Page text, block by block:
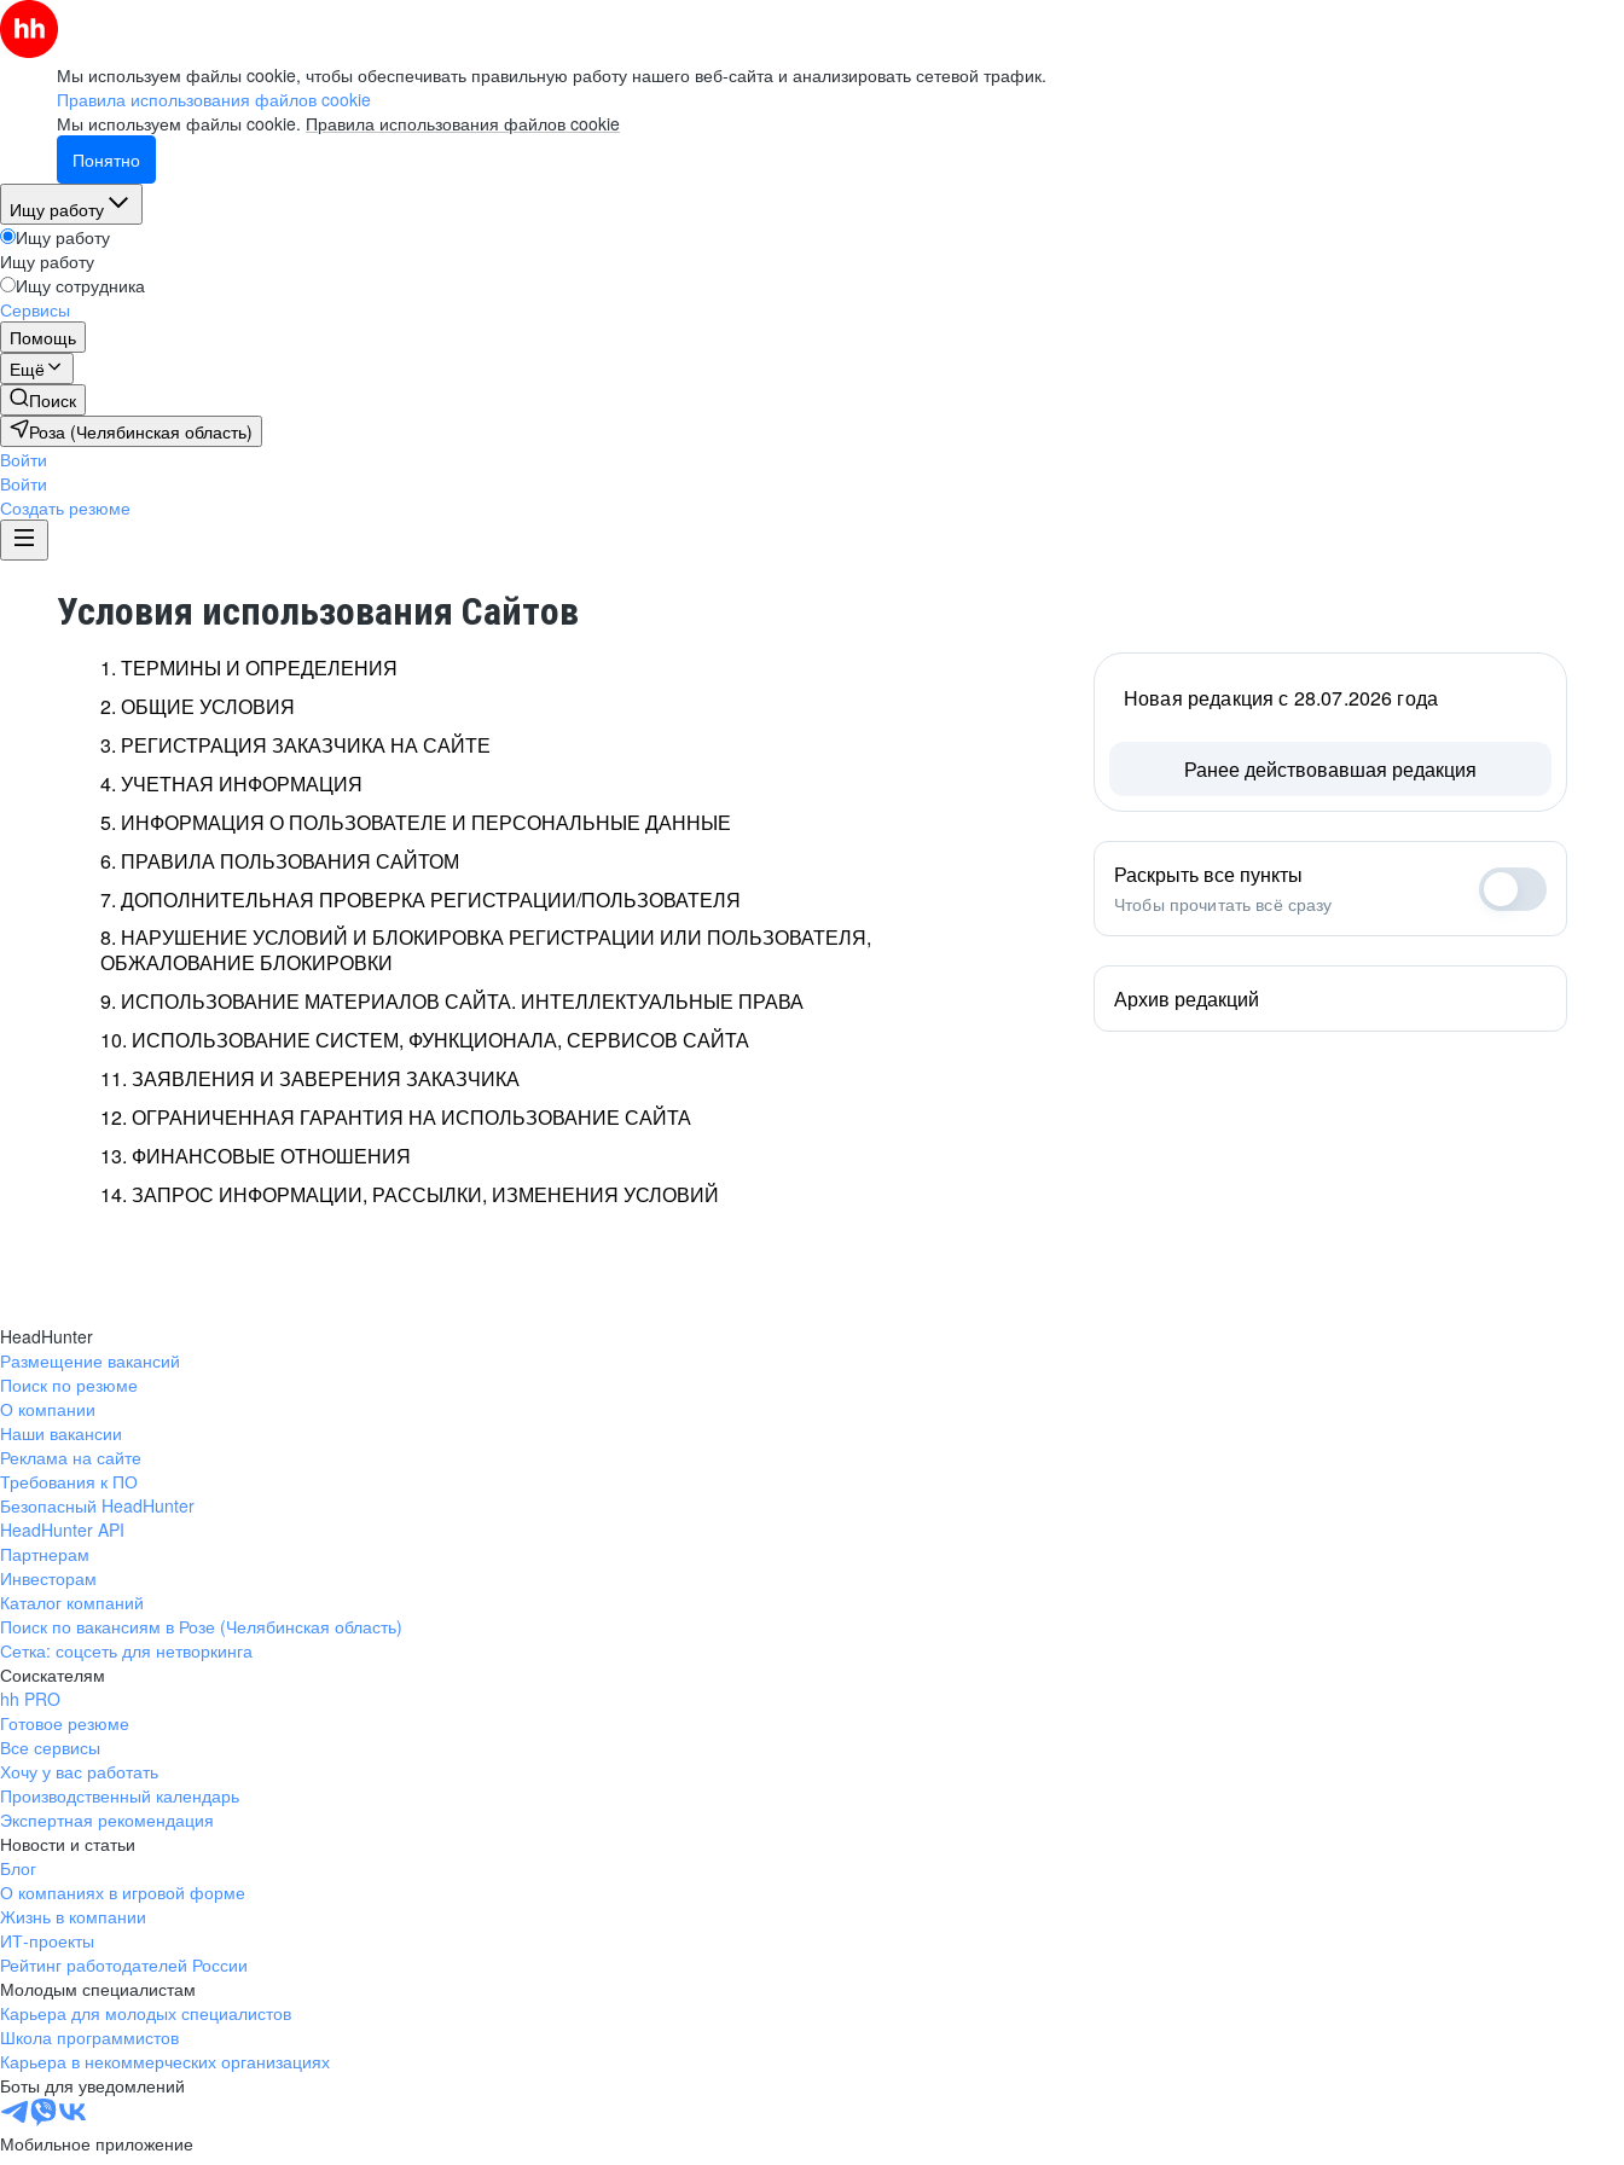
Мы используем файлы cookie, чтобы обеспечивать правильную работу нашего веб-сайта и анализировать сетевой трафик.
Правила использования файлов cookie
Мы используем файлы cookie. Правила использования файлов cookie
Понятно
Ищу работу
Ищу работу
Ищу работу
Ищу сотрудника
Сервисы
Помощь
Ещё
Поиск
Роза (Челябинская область)
Войти
Войти
Создать резюме
Условия использования Сайтов
1. ТЕРМИНЫ И ОПРЕДЕЛЕНИЯ
2. ОБЩИЕ УСЛОВИЯ
3. РЕГИСТРАЦИЯ ЗАКАЗЧИКА НА САЙТЕ
4. УЧЕТНАЯ ИНФОРМАЦИЯ
5. ИНФОРМАЦИЯ О ПОЛЬЗОВАТЕЛЕ И ПЕРСОНАЛЬНЫЕ ДАННЫЕ
6. ПРАВИЛА ПОЛЬЗОВАНИЯ САЙТОМ
7. ДОПОЛНИТЕЛЬНАЯ ПРОВЕРКА РЕГИСТРАЦИИ/ПОЛЬЗОВАТЕЛЯ
8. НАРУШЕНИЕ УСЛОВИЙ И БЛОКИРОВКА РЕГИСТРАЦИИ ИЛИ ПОЛЬЗОВАТЕЛЯ,
ОБЖАЛОВАНИЕ БЛОКИРОВКИ
9. ИСПОЛЬЗОВАНИЕ МАТЕРИАЛОВ САЙТА. ИНТЕЛЛЕКТУАЛЬНЫЕ ПРАВА
10. ИСПОЛЬЗОВАНИЕ СИСТЕМ, ФУНКЦИОНАЛА, СЕРВИСОВ САЙТА
11. ЗАЯВЛЕНИЯ И ЗАВЕРЕНИЯ ЗАКАЗЧИКА
12. ОГРАНИЧЕННАЯ ГАРАНТИЯ НА ИСПОЛЬЗОВАНИЕ САЙТА
13. ФИНАНСОВЫЕ ОТНОШЕНИЯ
14. ЗАПРОС ИНФОРМАЦИИ, РАССЫЛКИ, ИЗМЕНЕНИЯ УСЛОВИЙ
Новая редакция с 28.07.2026 года
Ранее действовавшая редакция
Раскрыть все пункты
Чтобы прочитать всё сразу
Архив редакций
HeadHunter
Размещение вакансий
Поиск по резюме
О компании
Наши вакансии
Реклама на сайте
Требования к ПО
Безопасный HeadHunter
HeadHunter API
Партнерам
Инвесторам
Каталог компаний
Поиск по вакансиям в Розе (Челябинская область)
Сетка: соцсеть для нетворкинга
Соискателям
hh PRO
Готовое резюме
Все сервисы
Хочу у вас работать
Производственный календарь
Экспертная рекомендация
Новости и статьи
Блог
О компаниях в игровой форме
Жизнь в компании
ИТ-проекты
Рейтинг работодателей России
Молодым специалистам
Карьера для молодых специалистов
Школа программистов
Карьера в некоммерческих организациях
Боты для уведомлений
Мобильное приложение